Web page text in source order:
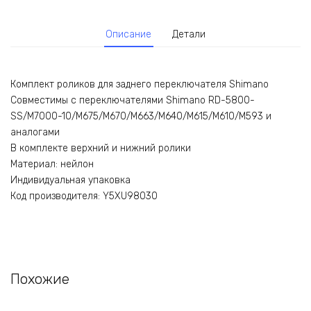
Описание Детали
Комплект роликов для заднего переключателя Shimano
Совместимы с переключателями Shimano RD-5800-
SS/M7000-10/M675/M670/M663/M640/M615/M610/M593 и
аналогами
В комплекте верхний и нижний ролики
Материал: нейлон
Индивидуальная упаковка
Код производителя: Y5XU98030
Похожие